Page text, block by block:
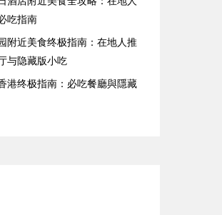
吃指南
附近美食终极指南：在地人推
与隐藏版小吃
港终极指南：必吃餐廳與隱藏